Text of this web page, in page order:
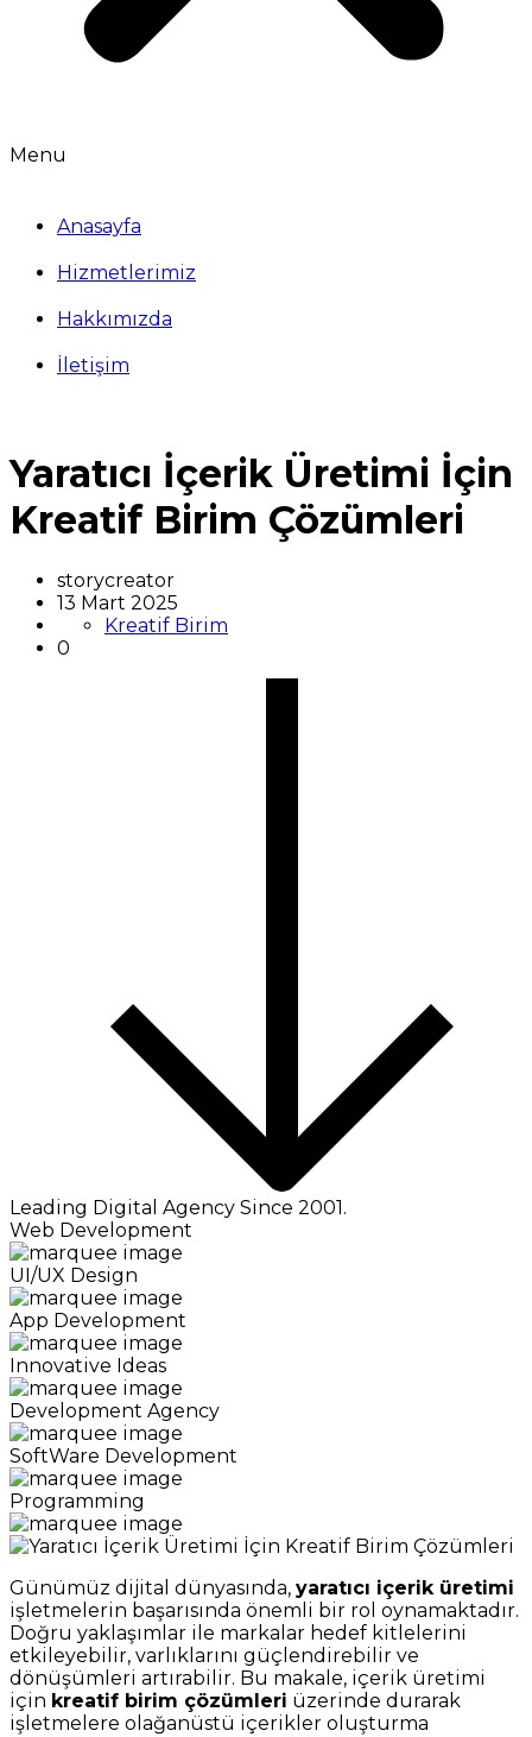
Menu
Anasayfa
Hizmetlerimiz
Hakkımızda
İletişim
Yaratıcı İçerik Üretimi İçin
Kreatif Birim Çözümleri
storycreator
13 Mart 2025
Kreatif Birim
0
Leading Digital Agency Since 2001.
Web Development
UI/UX Design
App Development
Innovative Ideas
Development Agency
SoftWare Development
Programming
Günümüz dijital dünyasında, yaratıcı içerik üretimi
işletmelerin başarısında önemli bir rol oynamaktadır.
Doğru yaklaşımlar ile markalar hedef kitlelerini
etkileyebilir, varlıklarını güçlendirebilir ve
dönüşümleri artırabilir. Bu makale, içerik üretimi
için kreatif birim çözümleri üzerinde durarak
işletmelere olağanüstü içerikler oluşturma